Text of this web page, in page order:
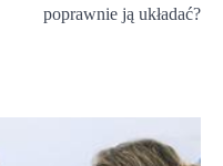
poprawnie ją układać?